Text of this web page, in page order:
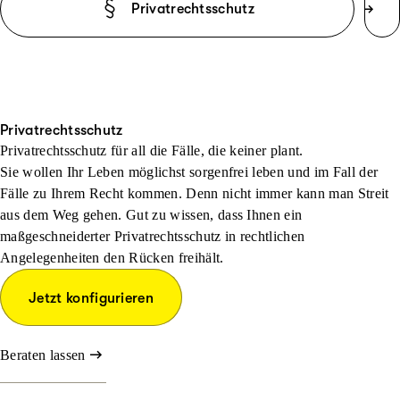
Privatrechtsschutz
Privatrechtsschutz
Privatrechtsschutz für all die Fälle, die keiner plant.
Sie wollen Ihr Leben möglichst sorgenfrei leben und im Fall der
Fälle zu Ihrem Recht kommen. Denn nicht immer kann man Streit
aus dem Weg gehen. Gut zu wissen, dass Ihnen ein
maßgeschneiderter Privatrechtsschutz in rechtlichen
Angelegenheiten den Rücken freihält.
Jetzt konfigurieren
Beraten lassen